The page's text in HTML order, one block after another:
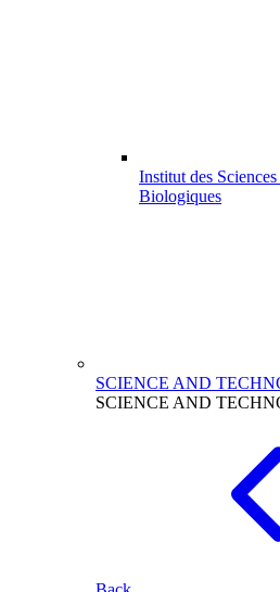
Institut des
Biologiques
SCIENCE AND
SCIENCE AND